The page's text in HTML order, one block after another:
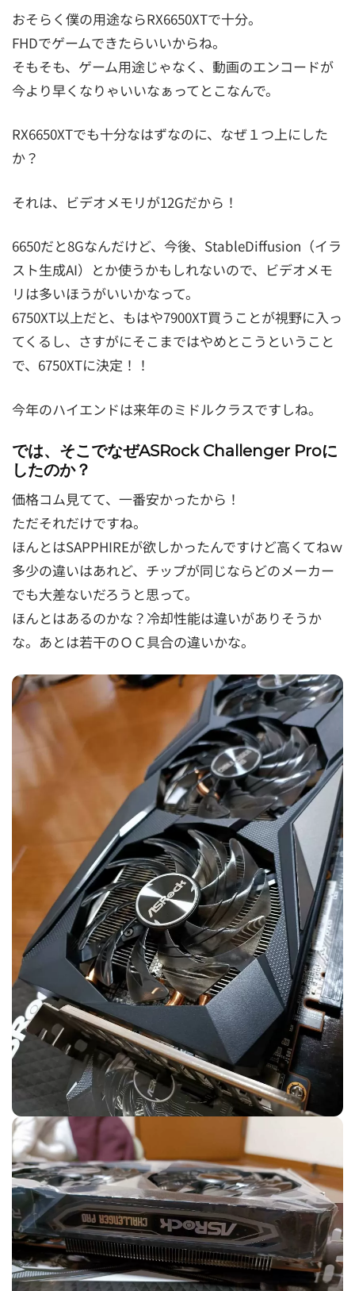
おそらく僕の用途ならRX6650XTで十分。
FHDでゲームできたらいいからね。
そもそも、ゲーム用途じゃなく、動画のエンコードが
今より早くなりゃいいなぁってとこなんで。
RX6650XTでも十分なはずなのに、なぜ１つ上にした
か？
それは、ビデオメモリが12Gだから！
6650だと8Gなんだけど、今後、StableDiffusion（イラ
スト生成AI）とか使うかもしれないので、ビデオメモ
リは多いほうがいいかなって。
6750XT以上だと、もはや7900XT買うことが視野に入っ
てくるし、さすがにそこまではやめとこうということ
で、6750XTに決定！！
今年のハイエンドは来年のミドルクラスですしね。
では、そこでなぜASRock Challenger Proに
したのか？
価格コム見てて、一番安かったから！
ただそれだけですね。
ほんとはSAPPHIREが欲しかったんですけど高くてねｗ
多少の違いはあれど、チップが同じならどのメーカー
でも大差ないだろうと思って。
ほんとはあるのかな？冷却性能は違いがありそうか
な。あとは若干のＯＣ具合の違いかな。